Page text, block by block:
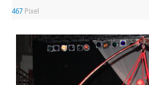
467Pixel